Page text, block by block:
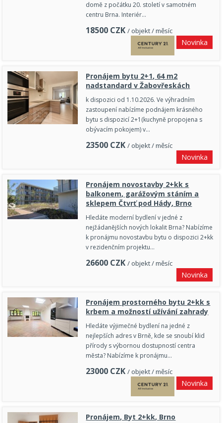
domě z počátku 20. století v samotném
centru Brna. Interiér…
18500 CZK / objekt / měsíc
Novinka
Pronájem bytu 2+1, 64 m2
nadstandard v Žabovřeskách
k dispozici od 1.10.2026. Ve výhradním
zastoupení nabízíme podnájem krásného
bytu s dispozicí 2+1(kuchyně propojena s
obývacím pokojem) v…
23500 CZK / objekt / měsíc
Novinka
Pronájem novostavby 2+kk s
balkonem, garážovým stáním a
sklepem Čtvrť pod Hády, Brno
Hledáte moderní bydlení v jedné z
nejžádanějších nových lokalit Brna? Nabízíme
k pronájmu novostavbu bytu o dispozici 2+kk
v rezidenčním projektu…
26600 CZK / objekt / měsíc
Novinka
Pronájem prostorného bytu 2+kk s
krbem a možností užívání zahrady
Hledáte výjimečné bydlení na jedné z
nejlepších adres v Brně, kde se snoubí klid
přírody s výbornou dostupností centra
města? Nabízíme k pronájmu…
23000 CZK / objekt / měsíc
Novinka
Pronájem, Byt 2+kk, Brno